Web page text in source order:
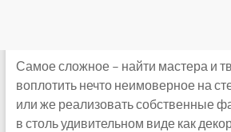
Самое сложное – найти мастера и
воплотить нечто неимоверное на
или же реализовать собственные
в столь удивительном виде как